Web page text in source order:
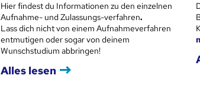
Hier findest du Informationen zu den einzelnen
Aufnahme- und Zulassungs-verfahren.
Lass dich nicht von einem Aufnahmeverfahren
entmutigen oder sogar von deinem
Wunschstudium abbringen!
Alles lesen